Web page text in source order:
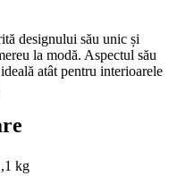
designului său unic și
la modă. Aspectul său
atât pentru interioarele
kg